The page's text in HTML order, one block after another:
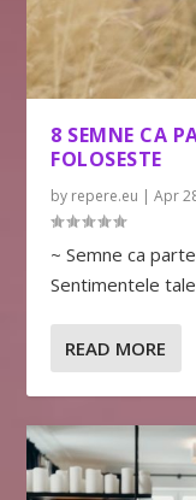
8 SEMNE CA
FOLOSESTE
by repere.eu |Apr
~ Semne ca
Sentimentele
READ MORE